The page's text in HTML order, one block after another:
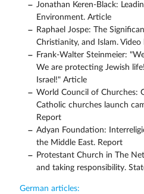
Jonathan Keren-Black:
Environment. Article
Raphael Jospe: The
Christianity, and Islam. Video
Frank-Walter Steinmeier:
We are protecting Jewish
Israel!" Article
World Council of Churches:
Catholic churches launch
Report
Adyan Foundation:
the Middle East. Report
Protestant Church in The
and taking responsibility.
German articles: